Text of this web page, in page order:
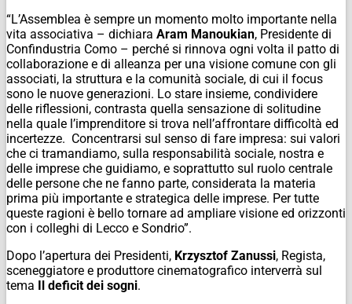
“L’Assemblea è sempre un momento molto importante nella
vita associativa – dichiara Aram Manoukian, Presidente di
Confindustria Como – perché si rinnova ogni volta il patto di
collaborazione e di alleanza per una visione comune con gli
associati, la struttura e la comunità sociale, di cui il focus
sono le nuove generazioni. Lo stare insieme, condividere
delle riflessioni, contrasta quella sensazione di solitudine
nella quale l’imprenditore si trova nell’affrontare difficoltà ed
incertezze. Concentrarsi sul senso di fare impresa: sui valori
che ci tramandiamo, sulla responsabilità sociale, nostra e
delle imprese che guidiamo, e soprattutto sul ruolo centrale
delle persone che ne fanno parte, considerata la materia
prima più importante e strategica delle imprese. Per tutte
queste ragioni è bello tornare ad ampliare visione ed orizzonti
con i colleghi di Lecco e Sondrio”.
Dopo l’apertura dei Presidenti, Krzysztof Zanussi, Regista,
sceneggiatore e produttore cinematografico interverrà sul
tema Il deficit dei sogni.